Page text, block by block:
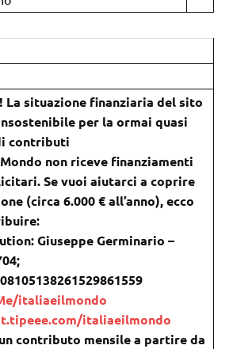
La situazione finanziaria del sito
per la ormai quasi
contributi
non riceve finanziamenti
Se vuoi aiutarci a coprire
(circa 6.000 € all’anno), ecco
Giuseppe Germinario –
italiaeilmondo
italiaeilmondo
contributo mensile a partire da